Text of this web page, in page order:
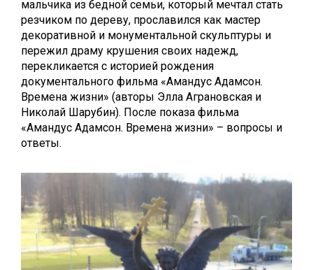
мальчика из бедной семьи, который мечтал стать
резчиком по дереву, прославился как мастер
декоративной и монументальной скульптуры и
пережил драму крушения своих надежд,
перекликается с историей рождения
документального фильма «Амандус Адамсон.
Времена жизни» (авторы Элла Аграновская и
Николай Шарубин). После показа фильма
«Амандус Адамсон. Времена жизни» – вопросы и
ответы.